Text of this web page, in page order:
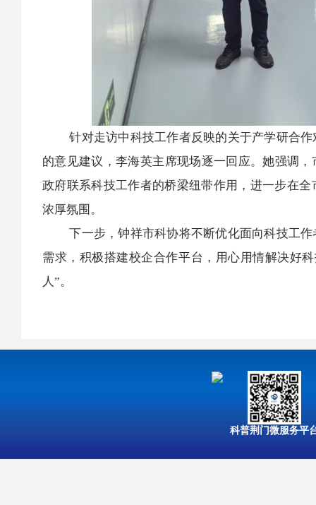
针对走访中科技工作者反映的关于产学研合作
的意见建议，李海英主席现场逐一回应。她强调
政府联系科技工作者的桥梁纽带作用，进一步在
浓厚氛围。
下一步，钟祥市科协将不断优化面向科技工作
需求，积极搭建校企合作平台，用心用情解决好
人”。
科普荆门微服务平